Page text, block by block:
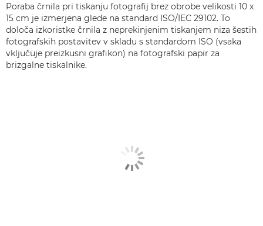
Poraba črnila pri tiskanju fotografij brez obrobe velikosti 10 x
15 cm je izmerjena glede na standard ISO/IEC 29102. To
določa izkoristke črnila z neprekinjenim tiskanjem niza šestih
fotografskih postavitev v skladu s standardom ISO (vsaka
vključuje preizkusni grafikon) na fotografski papir za
brizgalne tiskalnike.